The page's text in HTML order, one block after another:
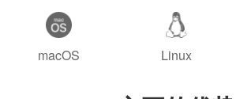
macOS Linux